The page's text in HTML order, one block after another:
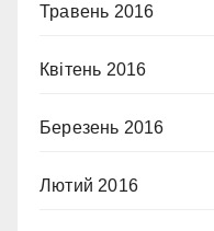
Травень 2016
Квітень 2016
Березень 2016
Лютий 2016